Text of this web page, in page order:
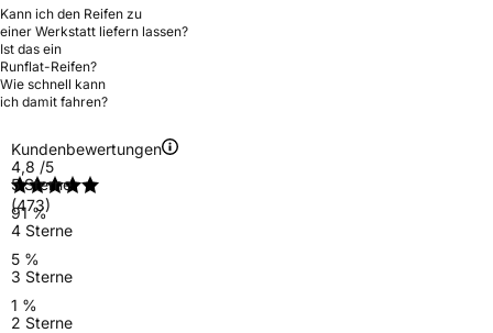
Kann ich den Reifen zu
einer Werkstatt liefern lassen?
Ist das ein
Runflat-Reifen?
Wie schnell kann
ich damit fahren?
Kundenbewertungen
4,8 /5
(473)
5 Sterne
91 %
4 Sterne
5 %
3 Sterne
1 %
2 Sterne